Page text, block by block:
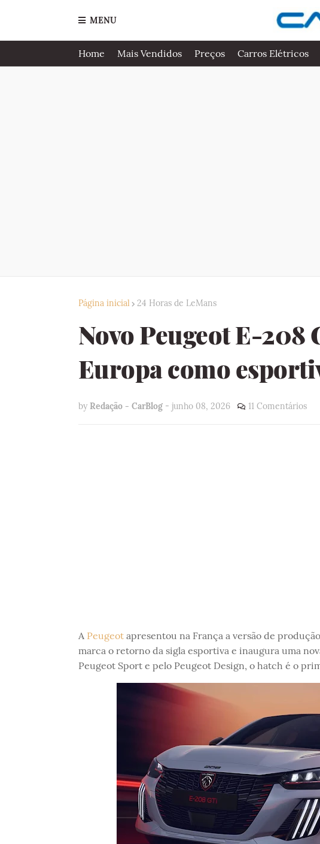
MENU
Home Mais Vendidos Preços Carros Elétricos
Página inicial 24 Horas de LeMans
Novo Peugeot E-208
Europa como
by Redação - CarBlog - junho 08, 2026 11 Comentários
A Peugeotapresentou na França a versão de
marca o retorno da sigla esportiva e inaugura uma
Peugeot Sport e pelo Peugeot Design, o hatch é o